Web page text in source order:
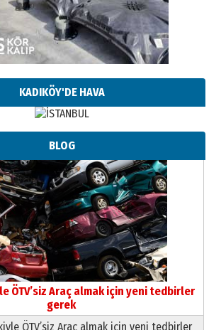
KADIKÖY'DE HAVA
BLOG
ÖTV’siz Araç almak için yeni tedbirler
gerek
ÖTV’siz Araç almak için yeni tedbirler
Yeri
Gündoğdu
ÜÇ KIZI
2026 Perşembe